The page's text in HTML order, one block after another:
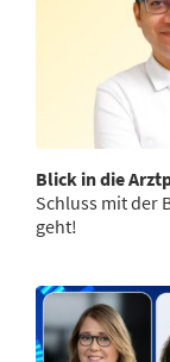
Blick in die
Schluss mit der
geht!